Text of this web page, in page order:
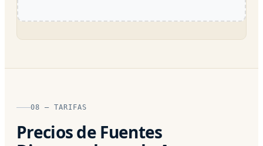
08 — TARIFAS
Precios de Fuentes